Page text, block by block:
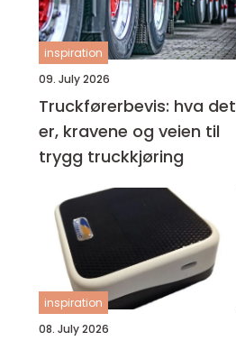
inspiration
09. July 2026
Truckførerbevis: hva det
er, kravene og veien til
trygg truckkjøring
inspiration
08. July 2026